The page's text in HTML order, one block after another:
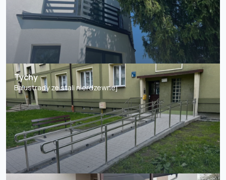
Tychy
Balustrady ze stali nierdzewnej